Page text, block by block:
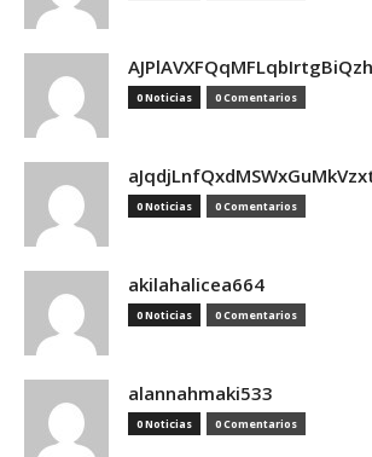
AJPlAVXFQqMFLqbIrtgBiQzh
0 Noticias 0 Comentarios
0 Noticias 0 Comentarios
akilahalicea664
0 Noticias 0 Comentarios
alannahmaki533
0 Noticias 0 Comentarios